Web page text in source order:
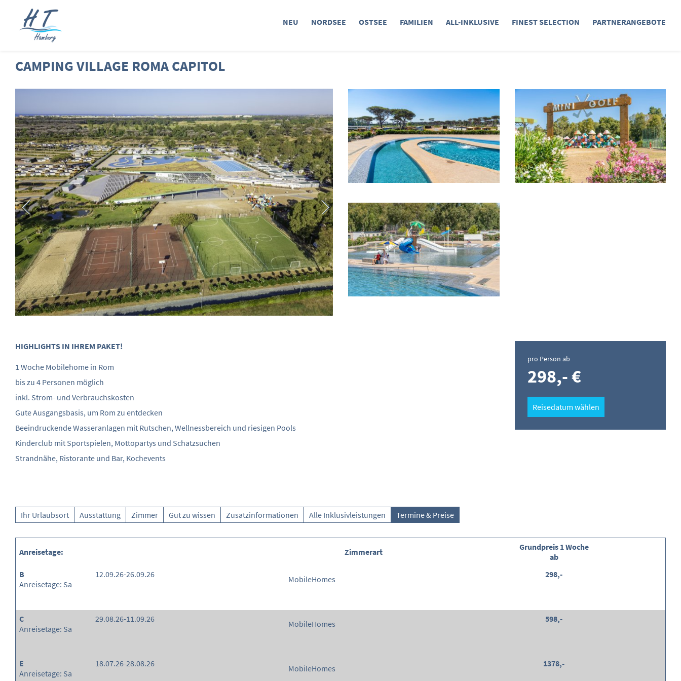
NEU NORDSEE OSTSEE FAMILIEN ALL-INKLUSIVE FINEST SELECTION PARTNERANGEBOTE
CAMPING VILLAGE ROMA CAPITOL
HIGHLIGHTS IN IHREM PAKET!
1 Woche Mobilehome in Rom
bis zu 4 Personen möglich
inkl. Strom- und Verbrauchskosten
Gute Ausgangsbasis, um Rom zu entdecken
Beeindruckende Wasseranlagen mit Rutschen, Wellnessbereich und riesigen Pools
Kinderclub mit Sportspielen, Mottopartys und Schatzsuchen
Strandnähe, Ristorante und Bar, Kochevents
pro Person ab
298,- €
Reisedatum wählen
Ihr Urlaubsort Ausstattung Zimmer Gut zu wissen Zusatzinformationen Alle Inklusivleistungen Termine & Preise
Anreisetage: Zimmerart
Grundpreis 1 Woche
ab
B
Anreisetage: Sa
12.09.26-26.09.26 MobileHomes 298,-
C
Anreisetage: Sa
29.08.26-11.09.26 MobileHomes 598,-
E
Anreisetage: Sa
18.07.26-28.08.26 MobileHomes 1378,-